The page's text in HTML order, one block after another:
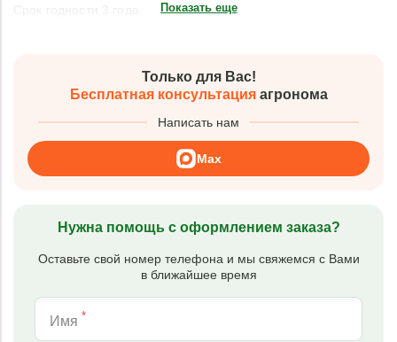
Показать еще
Только для Вас!
Бесплатная консультацияагронома
Написать нам
Max
Нужна помощь с оформлением заказа?
Оставьте свой номер телефона и мы свяжемся с Вами
в ближайшее время
Имя *